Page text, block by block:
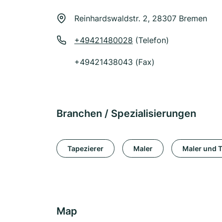
Reinhardswaldstr. 2, 28307 Bremen
+49421480028 (Telefon)
+49421438043 (Fax)
Branchen / Spezialisierungen
Tapezierer Maler Maler und
Map